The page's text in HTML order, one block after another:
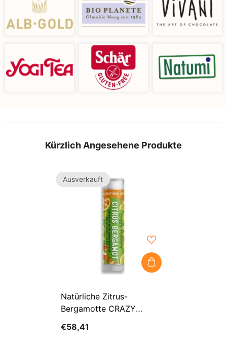
Kürzlich Angesehene Produkte
Ausverkauft
Natürliche Zitrus-
Bergamotte CRAZY
€58,41